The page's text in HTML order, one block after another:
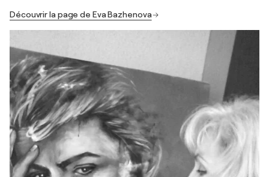
Découvrir la page de Eva Bazhenova